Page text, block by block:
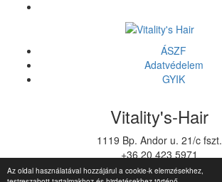
Az oldal használatával hozzájárul a cookie-k elemzésekhez,
ÁSZF
Adatvédelem
GYIK
Vitality's-Hair
1119 Bp. Andor u. 21/c fszt.
+36 20 423 5971
vitalitys@vitalitys.hu